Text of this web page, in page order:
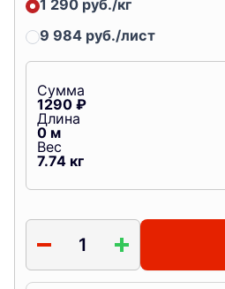
1 290 руб./кг
9 984 руб./лист
Сумма
1290 ₽
Длина
0м
Вес
7.74 кг